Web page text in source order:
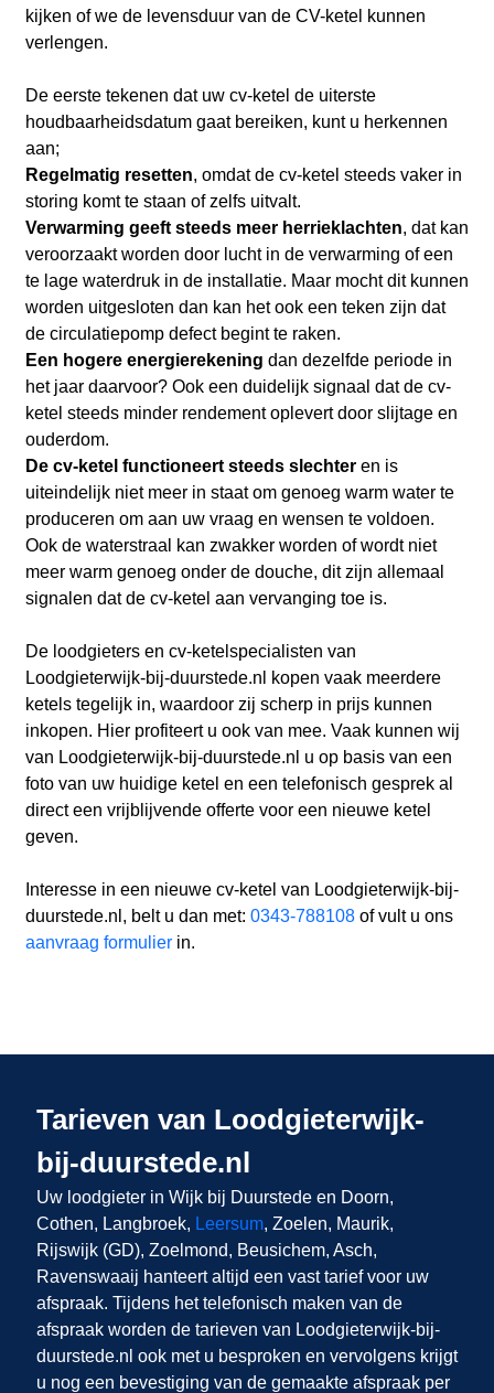
kijken of we de levensduur van de CV-ketel kunnen
verlengen.
De eerste tekenen dat uw cv-ketel de uiterste
houdbaarheidsdatum gaat bereiken, kunt u herkennen
aan;
Regelmatig resetten, omdat de cv-ketel steeds vaker in
storing komt te staan of zelfs uitvalt.
Verwarming geeft steeds meer herrieklachten, dat kan
veroorzaakt worden door lucht in de verwarming of een
te lage waterdruk in de installatie. Maar mocht dit kunnen
worden uitgesloten dan kan het ook een teken zijn dat
de circulatiepomp defect begint te raken.
Een hogere energierekening dan dezelfde periode in
het jaar daarvoor? Ook een duidelijk signaal dat de cv-
ketel steeds minder rendement oplevert door slijtage en
ouderdom.
De cv-ketel functioneert steeds slechteren is
uiteindelijk niet meer in staat om genoeg warm water te
produceren om aan uw vraag en wensen te voldoen.
Ook de waterstraal kan zwakker worden of wordt niet
meer warm genoeg onder de douche, dit zijn allemaal
signalen dat de cv-ketel aan vervanging toe is.
De loodgieters en cv-ketelspecialisten van
Loodgieterwijk-bij-duurstede.nl kopen vaak meerdere
ketels tegelijk in, waardoor zij scherp in prijs kunnen
inkopen. Hier profiteert u ook van mee. Vaak kunnen wij
van Loodgieterwijk-bij-duurstede.nl u op basis van een
foto van uw huidige ketel en een telefonisch gesprek al
direct een vrijblijvende offerte voor een nieuwe ketel
geven.
Interesse in een nieuwe cv-ketel van Loodgieterwijk-bij-
duurstede.nl, belt u dan met: 0343-788108of vult u ons
aanvraag formulierin.
Tarieven van Loodgieterwijk-
bij-duurstede.nl
Uw loodgieter in Wijk bij Duurstede en Doorn,
Cothen, Langbroek, Leersum, Zoelen, Maurik,
Rijswijk (GD), Zoelmond, Beusichem, Asch,
Ravenswaaij hanteert altijd een vast tarief voor uw
afspraak. Tijdens het telefonisch maken van de
afspraak worden de tarieven van Loodgieterwijk-bij-
duurstede.nl ook met u besproken en vervolgens krijgt
u nog een bevestiging van de gemaakte afspraak per